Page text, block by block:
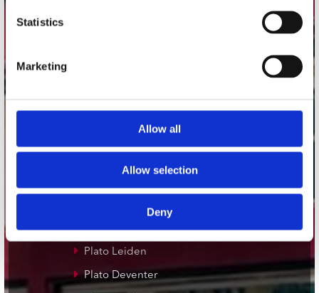
Statistics
Marketing
Allow all
Allow selection
Deny
onze winkels
Plato Groningen
Plato Utrecht
Plato Leiden
Plato Deventer